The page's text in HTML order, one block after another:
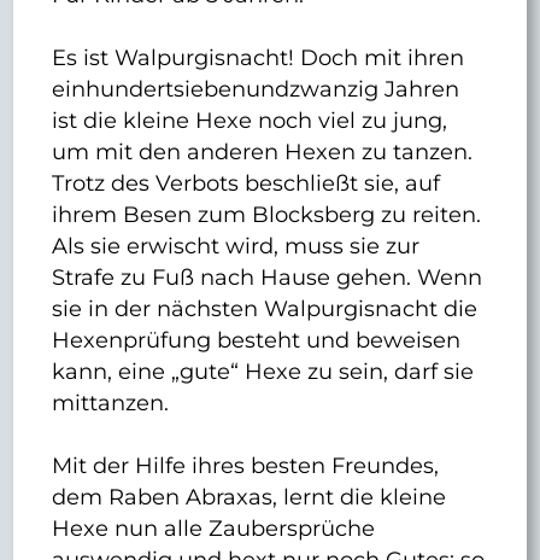
Es ist Walpurgisnacht! Doch mit ihren
einhundertsiebenundzwanzig Jahren
ist die kleine Hexe noch viel zu jung,
um mit den anderen Hexen zu tanzen.
Trotz des Verbots beschließt sie, auf
ihrem Besen zum Blocksberg zu reiten.
Als sie erwischt wird, muss sie zur
Strafe zu Fuß nach Hause gehen. Wenn
sie in der nächsten Walpurgisnacht die
Hexenprüfung besteht und beweisen
kann, eine „gute“ Hexe zu sein, darf sie
mittanzen.
Mit der Hilfe ihres besten Freundes,
dem Raben Abraxas, lernt die kleine
Hexe nun alle Zaubersprüche